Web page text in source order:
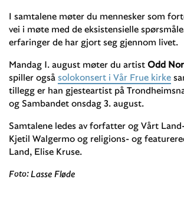
I samtalene møter du mennesker som
vei i møte med de eksistensielle
erfaringer de har gjort seg gjennom livet.
Mandag 1. august møter du artist Odd
spiller også solokonsert i Vår Frue kirke
tillegg er han gjesteartist på
og Sambandet onsdag 3. august.
Samtalene ledes av forfatter og Vårt
Kjetil Walgermo og religions- og
Land, Elise Kruse.
Foto: Lasse Fløde